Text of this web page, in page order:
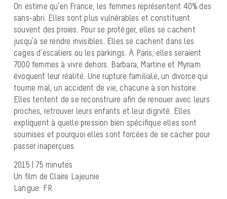
On estime qu’en France, les femmes représentent 40% des
sans-abri. Elles sont plus vulnérables et constituent
souvent des proies. Pour se protéger, elles se cachent
jusqu’à se rendre invisibles. Elles se cachent dans les
cages d’escaliers ou les parkings. À Paris, elles seraient
7000 femmes à vivre dehors. Barbara, Martine et Myriam
évoquent leur réalité. Une rupture familiale, un divorce qui
tourne mal, un accident de vie, chacune à son histoire.
Elles tentent de se reconstruire afin de renouer avec leurs
proches, retrouver leurs enfants et leur dignité. Elles
expliquent à quelle pression bien spécifique elles sont
soumises et pourquoi elles sont forcées de se cacher pour
passer inaperçues.
2015 | 75 minutes
Un film de Claire Lajeunie
Langue: FR